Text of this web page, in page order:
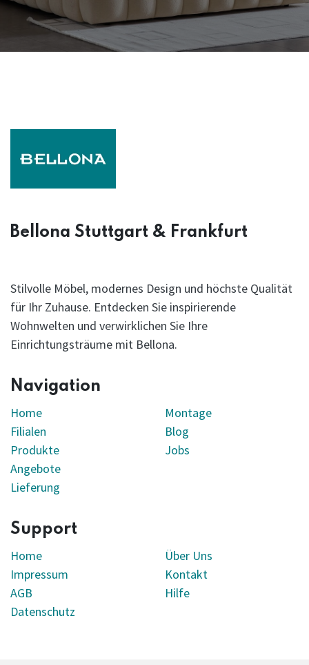
Bellona Stuttgart & Frankfurt
Stilvolle Möbel, modernes Design und höchste Qualität
für Ihr Zuhause. Entdecken Sie inspirierende
Wohnwelten und verwirklichen Sie Ihre
Einrichtungsträume mit Bellona.
Navigation
Home
Filialen
Produkte
Angebote
Lieferung
Montage
Blog
Jobs
Support
Home
Impressum
AGB
Datenschutz
Über Uns
Kontakt
Hilfe